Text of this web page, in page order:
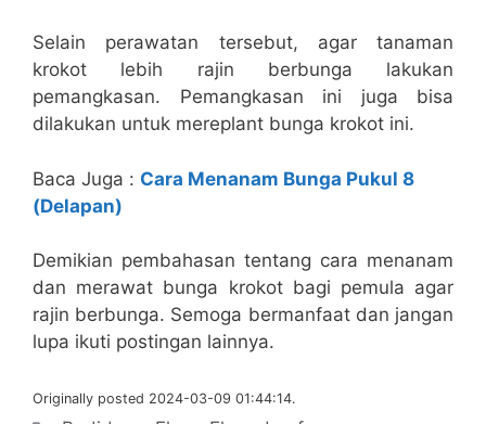
Selain perawatan tersebut, agar tanaman
krokot lebih rajin berbunga lakukan
pemangkasan. Pemangkasan ini juga bisa
dilakukan untuk mereplant bunga krokot ini.
Baca Juga : Cara Menanam Bunga Pukul 8
(Delapan)
Demikian pembahasan tentang cara menanam
dan merawat bunga krokot bagi pemula agar
rajin berbunga. Semoga bermanfaat dan jangan
lupa ikuti postingan lainnya.
Originally posted 2024-03-09 01:44:14.